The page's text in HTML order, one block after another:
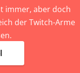
immer, aber doch
der Twitch-Arme